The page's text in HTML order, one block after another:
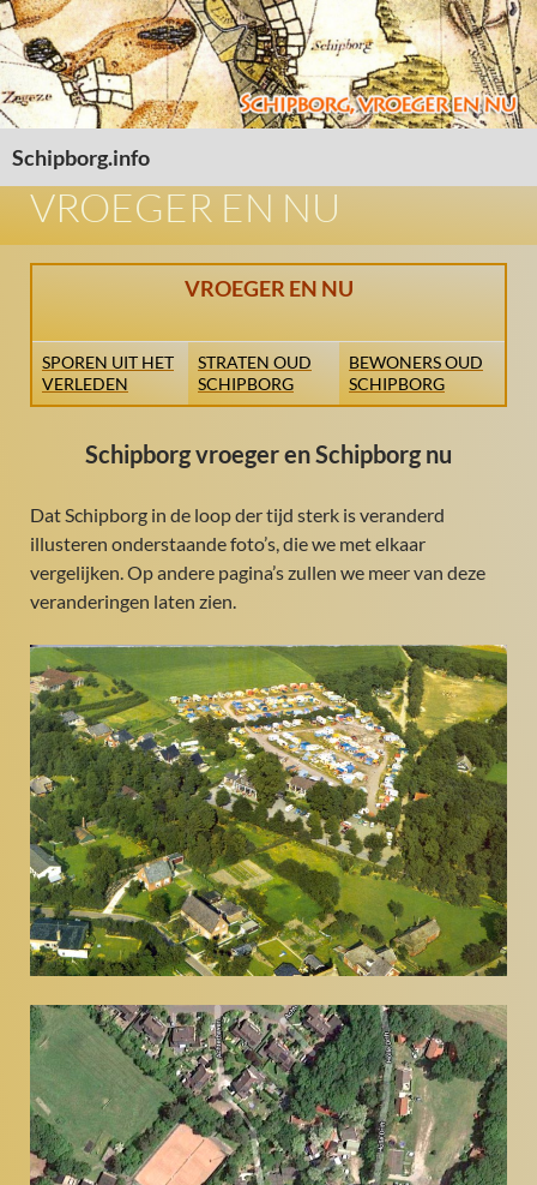
Schipborg.info
SPRING NAAR INHOUD
VROEGER EN NU
VROEGER EN NU
SPOREN UIT HET
VERLEDEN
STRATEN OUD
SCHIPBORG
BEWONERS OUD
SCHIPBORG
Schipborg vroeger en Schipborg nu
Dat Schipborg in de loop der tijd sterk is veranderd
illusteren onderstaande foto’s, die we met elkaar
vergelijken. Op andere pagina’s zullen we meer van deze
veranderingen laten zien.